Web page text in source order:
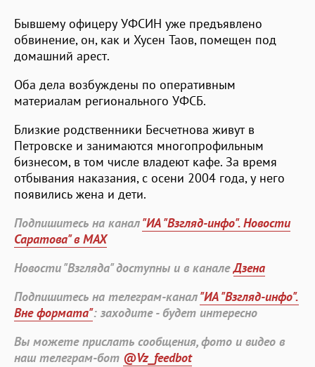
Бывшему офицеру УФСИН уже предъявлено
обвинение, он, как и Хусен Таов, помещен под
домашний арест.
Оба дела возбуждены по оперативным
материалам регионального УФСБ.
Близкие родственники Бесчетнова живут в
Петровске и занимаются многопрофильным
бизнесом, в том числе владеют кафе. За время
отбывания наказания, с осени 2004 года, у него
появились жена и дети.
Подпишитесь на канал"ИА "Взгляд-инфо". Новости
Саратова" в MAX
Новости "Взгляда" доступны и в каналеДзена
Подпишитесь на телеграм-канал"ИА "Взгляд-инфо".
Вне формата": заходите - будет интересно
Вы можете прислать сообщения, фото и видео в
наш телеграм-бот @Vz_feedbot